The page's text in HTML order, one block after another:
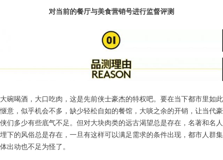
对当前的餐厅与美食营销号进行监督评测
大碗喝酒，大口吃肉，这是先前侠士豪杰的特权吧。要在当下都市里如此
惬意，似乎机会不多，缺少轻松自如的餐馆，大啖之余的开销，让当代豪
侠们多少有些底气不足。但对大块肉类的远古渴望总是存在，名著和名人
埋下的风俗总是存在，一旦有这样可以满足需求的条件出现，都市人群集
体出动也不足为怪了。